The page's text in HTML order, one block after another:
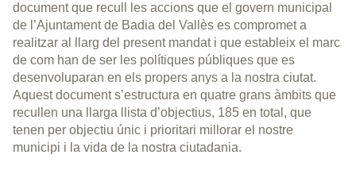
document que recull les accions que el govern municipal
de l’Ajuntament de Badia del Vallès es compromet a
realitzar al llarg del present mandat i que estableix el marc
de com han de ser les polítiques públiques que es
desenvoluparan en els propers anys a la nostra ciutat.
Aquest document s’estructura en quatre grans àmbits que
recullen una llarga llista d’objectius, 185 en total, que
tenen per objectiu únic i prioritari millorar el nostre
municipi i la vida de la nostra ciutadania.